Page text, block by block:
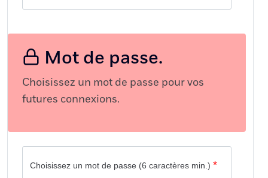
Mot de passe.
Choisissez un mot de passe pour vos
futures connexions.
Choisissez un mot de passe (6 caractères min.) *